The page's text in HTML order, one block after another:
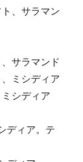
、サラマン
サラマンド
、ミシディア
ミシディア
ディア。テ